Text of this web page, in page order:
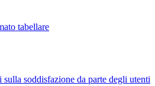
tabellare
soddisfazione da parte degli utenti